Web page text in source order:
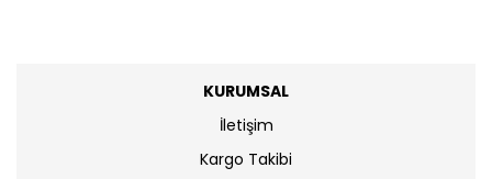
KURUMSAL
İletişim
Kargo Takibi